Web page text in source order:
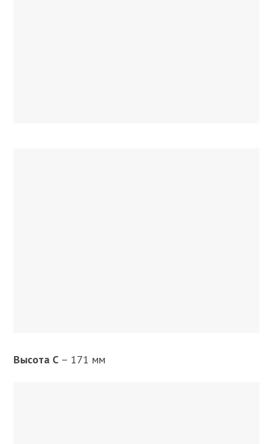
Высота C – 171 мм